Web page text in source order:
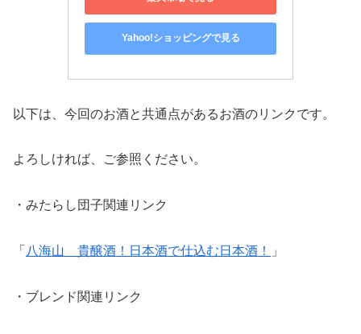
Yahoo!ショッピングで見る
以下は、今回のお酒と共通点があるお酒のリンクです。
よろしければ、ご参照ください。
・みたらし団子関連リンク
「 八海山 貴醸酒！日本酒で仕込む日本酒！ 」
・ブレンド関連リンク